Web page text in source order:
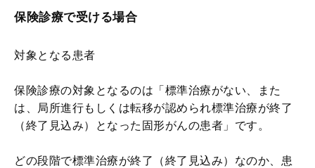
保険診療で受ける場合
対象となる患者
保険診療の対象となるのは「標準治療がない、また
は、局所進行もしくは転移が認められ標準治療が終了
（終了見込み）となった固形がんの患者」です。
どの段階で標準治療が終了（終了見込み）なのか、患